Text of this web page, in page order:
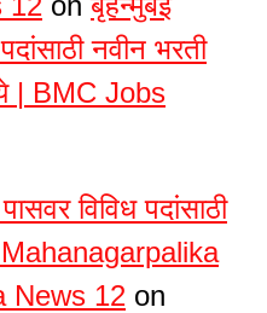
नवीन भरती
| BMC Jobs
विविध पदांसाठी
Mahanagarpalika
News 12 on